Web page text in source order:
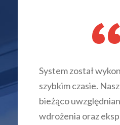
System został
szybkim czasie.
bieżąco
wdrożenia oraz